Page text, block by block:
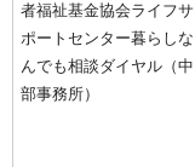
者福祉基金協会ライフサ
ポートセンター暮らしな
んでも相談ダイヤル（中
部事務所）